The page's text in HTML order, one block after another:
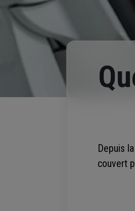
Depuis
couvert